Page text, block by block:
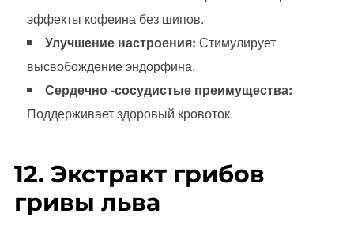
эффекты кофеина без шипов.
Улучшение настроения: Стимулирует
высвобождение эндорфина.
Сердечно -сосудистые преимущества:
Поддерживает здоровый кровоток.
12. Экстракт грибов
гривы льва